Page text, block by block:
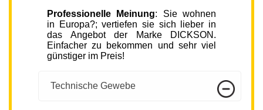
Professionelle Meinung: Sie wohnen
in Europa?; vertiefen sie sich lieber in
das Angebot der Marke DICKSON.
Einfacher zu bekommen und sehr viel
günstiger im Preis!
Technische Gewebe